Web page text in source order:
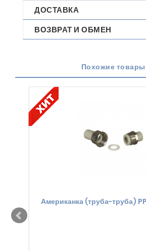
ДОСТАВКА
ВОЗВРАТ И ОБМЕН
Похожие товары
Американка (труба-труба)